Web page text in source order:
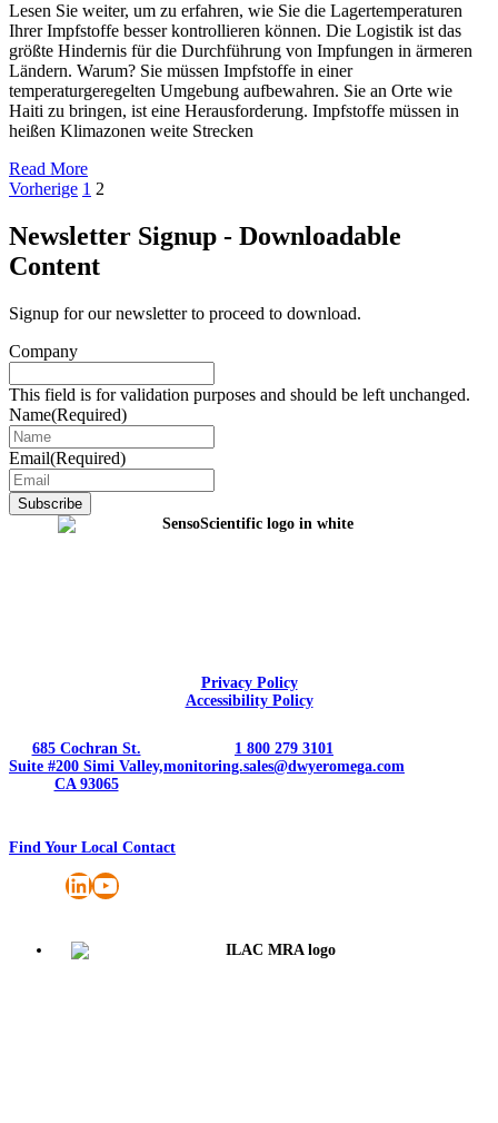
Lesen Sie weiter, um zu erfahren, wie Sie die Lagertemperaturen
Ihrer Impfstoffe besser kontrollieren können. Die Logistik ist das
größte Hindernis für die Durchführung von Impfungen in ärmeren
Ländern. Warum? Sie müssen Impfstoffe in einer
temperaturgeregelten Umgebung aufbewahren. Sie an Orte wie
Haiti zu bringen, ist eine Herausforderung. Impfstoffe müssen in
heißen Klimazonen weite Strecken
Read More
Posts
pagination
Vorherige 1 2
Newsletter Signup - Downloadable
Content
Signup for our newsletter to proceed to download.
Company
This field is for validation purposes and should be left unchanged.
Name(Required)
Email(Required)
Privacy Policy
Accessibility Policy
685 Cochran St.
Suite #200 Simi Valley,
CA 93065
1 800 279 3101
monitoring.sales@dwyeromega.com
Find Your Local Contact
LinkedIn
YouTube